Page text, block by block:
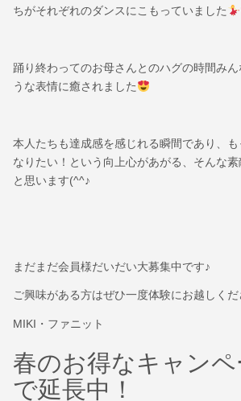
ちがそれぞれのダンスにこもっていました
踊り終わってのお母さんとのハグの時間み
うな表情に癒されました
本人たちも達成感を感じれる瞬間であり、
なりたい！という向上心があがる、そんな
と思います(^^♪
まだまだ会員様だいだい大募集中です♪
ご興味がある方はぜひ一度体験にお越しくだ
MIKI・ファニット
春のお得なキャンペ
で延長中！